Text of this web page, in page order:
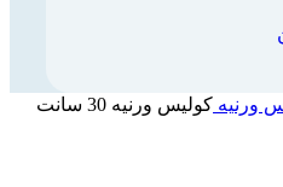
ورنیه
کولیس ورنیه 30 سانت